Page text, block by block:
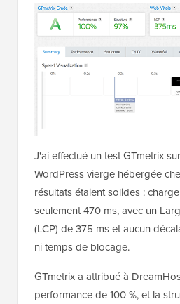
J'ai effectué un test GTmetrix
WordPress vierge hébergée
résultats étaient solides :
seulement 470 ms, avec un
(LCP) de 375 ms et aucun
ni temps de blocage.
GTmetrix a attribué à
performance de 100 %, et la